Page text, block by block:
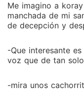
Me imagino a
manchada de mi
de decepción y
-Que interesante
voz que de tan
-mira unos